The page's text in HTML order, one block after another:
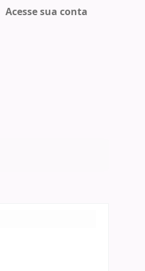
Acesse sua conta